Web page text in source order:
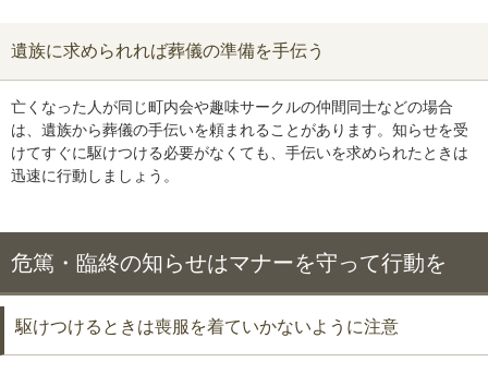
遺族に求められれば葬儀の準備を手伝う
亡くなった人が同じ町内会や趣味サークルの仲間同士などの場合
は、遺族から葬儀の手伝いを頼まれることがあります。知らせを受
けてすぐに駆けつける必要がなくても、手伝いを求められたときは
迅速に行動しましょう。
危篤・臨終の知らせはマナーを守って行動を
駆けつけるときは喪服を着ていかないように注意